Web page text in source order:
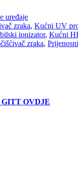
uređaje
zraka, Kućni UV
ionizator, Kućni
zraka,
OVDJE